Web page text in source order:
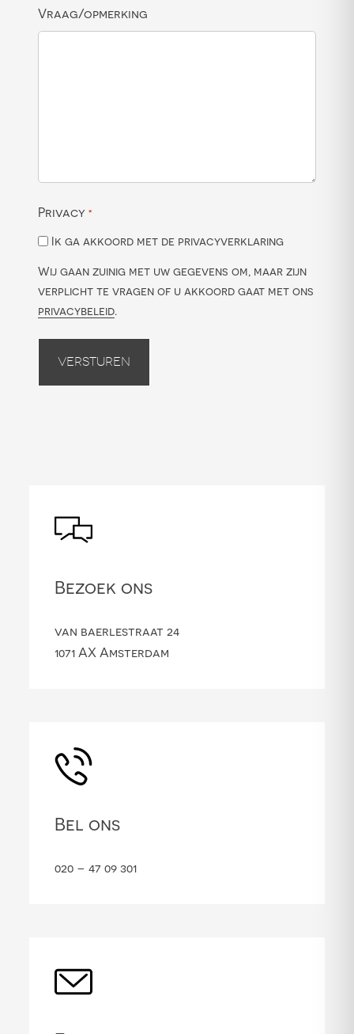
Vraag/opmerking
Privacy *
Ik ga akkoord met de privacyverklaring
Wij gaan zuinig met uw gegevens om, maar zijn
verplicht te vragen of u akkoord gaat met ons
privacybeleid.
Versturen
Bezoek ons
van baerlestraat 24
1071 AX Amsterdam
Bel ons
020 – 47 09 301